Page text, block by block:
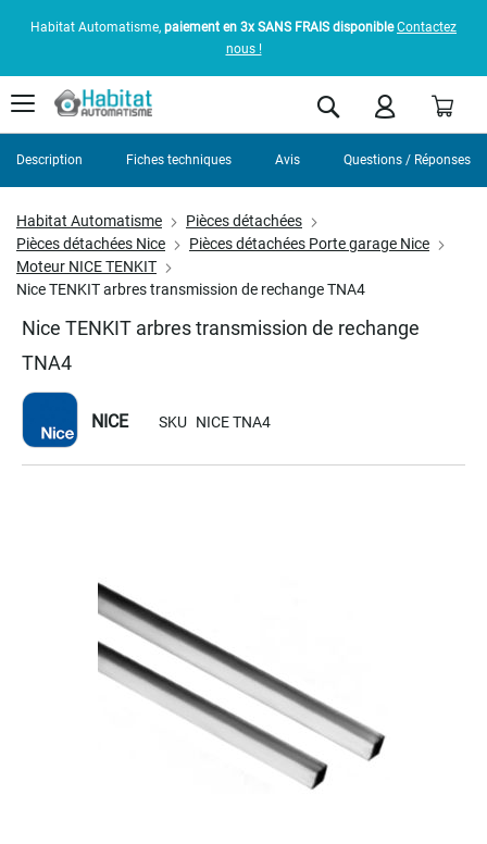
Habitat Automatisme, paiement en 3x SANS FRAIS disponible Contactez
nous !
Rechercher
Habitat Automatisme
Pièces détachées
Pièces détachées Nice
Pièces détachées Porte garage Nice
Moteur NICE TENKIT
Nice TENKIT arbres transmission de rechange TNA4
Nice TENKIT arbres transmission de rechange
TNA4
NICE SKU NICE TNA4
Description Fiches techniques Avis Questions / Réponses